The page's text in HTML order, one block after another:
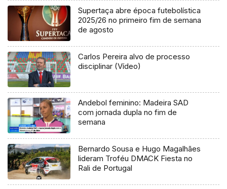
Supertaça abre época futebolística
2025/26 no primeiro fim de semana
de agosto
Carlos Pereira alvo de processo
disciplinar (Vídeo)
Andebol feminino: Madeira SAD
com jornada dupla no fim de
semana
Bernardo Sousa e Hugo Magalhães
lideram Troféu DMACK Fiesta no
Rali de Portugal